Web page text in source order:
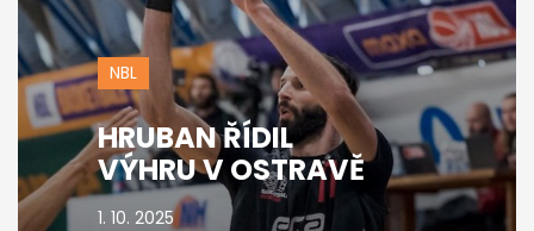
NBL
HRUBAN ŘÍDIL
VÝHRU V OSTRAVĚ
1. 10. 2025